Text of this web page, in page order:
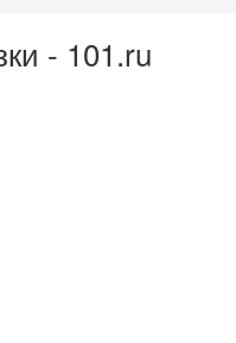
- 101.ru